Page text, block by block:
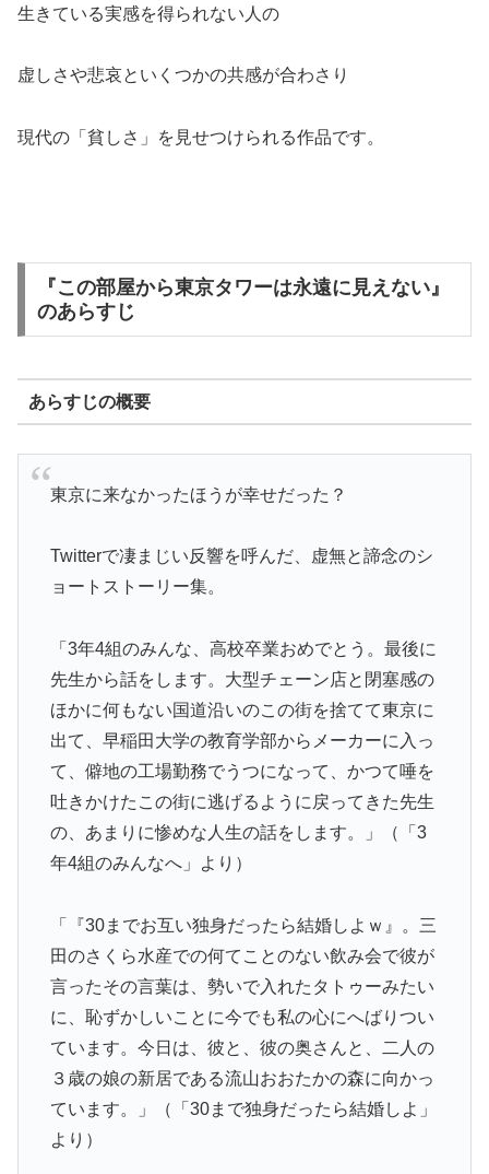
生きている実感を得られない人の
虚しさや悲哀といくつかの共感が合わさり
現代の「貧しさ」を見せつけられる作品です。
『この部屋から東京タワーは永遠に見えない』
のあらすじ
あらすじの概要
東京に来なかったほうが幸せだった？
Twitterで凄まじい反響を呼んだ、虚無と諦念のシ
ョートストーリー集。
「3年4組のみんな、高校卒業おめでとう。最後に
先生から話をします。大型チェーン店と閉塞感の
ほかに何もない国道沿いのこの街を捨てて東京に
出て、早稲田大学の教育学部からメーカーに入っ
て、僻地の工場勤務でうつになって、かつて唾を
吐きかけたこの街に逃げるように戻ってきた先生
の、あまりに惨めな人生の話をします。」（「3
年4組のみんなへ」より）
「『30までお互い独身だったら結婚しよｗ』。三
田のさくら水産での何てことのない飲み会で彼が
言ったその言葉は、勢いで入れたタトゥーみたい
に、恥ずかしいことに今でも私の心にへばりつい
ています。今日は、彼と、彼の奥さんと、二人の
３歳の娘の新居である流山おおたかの森に向かっ
ています。」（「30まで独身だったら結婚しよ」
より）